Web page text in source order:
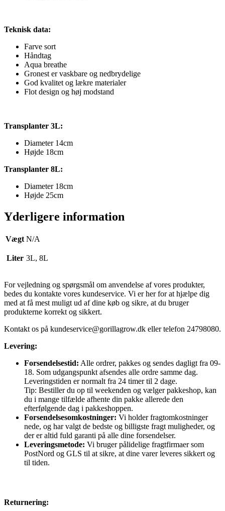
Teknisk data:
Farve sort
Håndtag
Aqua breathe
Gronest er vaskbare og nedbrydelige
God kvalitet og lækre materialer
Flot design og høj modstand
Transplanter 3L:
Diameter 14cm
Højde 18cm
Transplanter 8L:
Diameter 18cm
Højde 25cm
Yderligere information
Vægt N/A
Liter 3L, 8L
For vejledning og spørgsmål om anvendelse af vores produkter,
bedes du kontakte vores kundeservice. Vi er her for at hjælpe dig
med at få mest muligt ud af dine køb og sikre, at du bruger
produkterne korrekt og sikkert.
Kontakt os på kundeservice@gorillagrow.dk eller telefon 24798080.
Levering:
Forsendelsestid: Alle ordrer, pakkes og sendes dagligt fra 09-
18. Som udgangspunkt afsendes alle ordre samme dag.
Leveringstiden er normalt fra 24 timer til 2 dage.
Tip: Bestiller du op til weekenden og vælger pakkeshop, kan
du i mange tilfælde afhente din pakke allerede den
efterfølgende dag i pakkeshoppen.
Forsendelsesomkostninger: Vi holder fragtomkostninger
nede, og har valgt de bedste og billigste fragt muligheder, og
der er altid fuld garanti på alle dine forsendelser.
Leveringsmetode: Vi bruger pålidelige fragtfirmaer som
PostNord og GLS til at sikre, at dine varer leveres sikkert og
til tiden.
Returnering: